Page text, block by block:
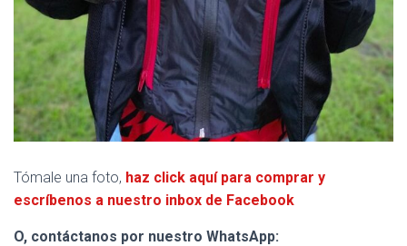
Tómale una foto, haz click aquí para comprar y
escríbenos a nuestro inbox de Facebook
O, contáctanos por nuestro WhatsApp: